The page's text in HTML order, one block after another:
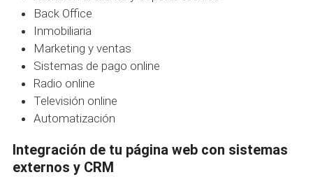
Back Office
Inmobiliaria
Marketing y ventas
Sistemas de pago online
Radio online
Televisión online
Automatización
Integración de tu página web con sistemas
externos y CRM